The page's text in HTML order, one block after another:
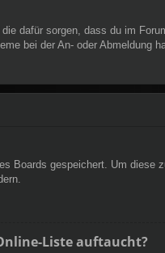
dafür sorgen, dass du im
bei der An- oder Abmeldung
Boards gespeichert. Um
Liste auftaucht?